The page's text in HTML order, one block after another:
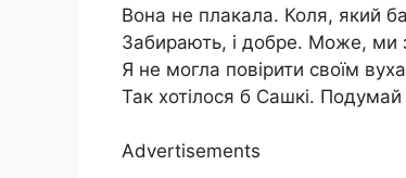
Вона не плакала. Коля, який
Забирають, і добре. Може, ми
Я не могла повірити своїм
Так хотілося б Сашкі.
Advertisements